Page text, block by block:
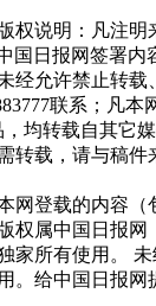
权说明：凡注明
国日报网签署内
经允许禁止转载
联系；凡本
均转载自其它
转载，请与稿件
网登载的内容（
权属中国日报网
家所有使用。
。给中国日报网